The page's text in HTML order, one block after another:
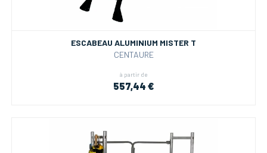
ESCABEAU ALUMINIUM MISTER T
CENTAURE
à partir de
557,44 €